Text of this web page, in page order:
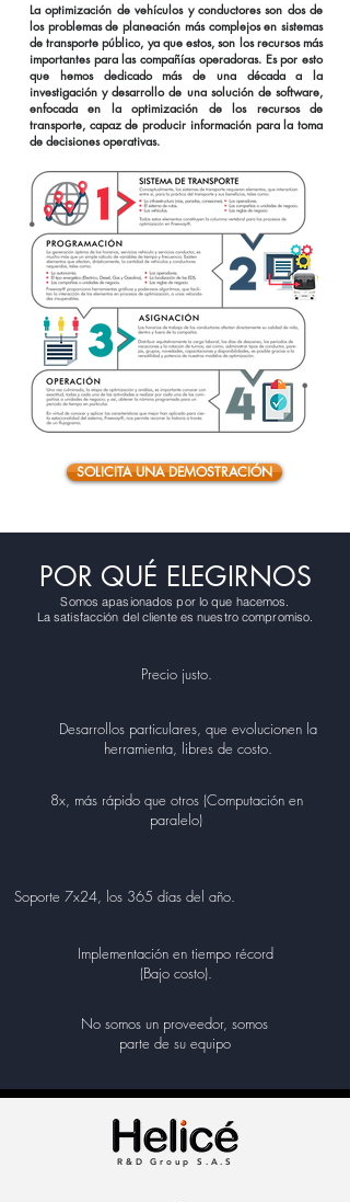
La optimización de vehículos y conductores son dos de
los problemas de planeación más complejos en sistemas
de transporte público, ya que estos, son los recursos más
importantes para las compañías operadoras. Es por esto
que hemos dedicado más de una década a la
investigación y desarrollo de una solución de software,
enfocada en la optimización de los recursos de
transporte, capaz de producir información para la toma
de decisiones operativas.
SOLICITA UNA DEMOSTRACIÓN
POR QUÉ ELEGIRNOS
Somos apasionados por lo que hacemos.
La satisfacción del cliente es nuestro compromiso.
Precio justo.
Desarrollos particulares, que evolucionen la
herramienta, libres de costo.
8x, más rápido que otros (Computación en
paralelo)
Soporte 7x24, los 365 días del año.
Implementación en tiempo récord
(Bajo costo).
No somos un proveedor, somos
parte de su equipo
R&D Group S.A.S